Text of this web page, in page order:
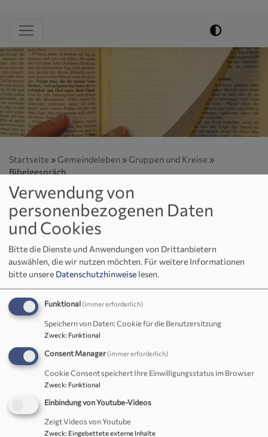
Hauptnavigation
Startseite Gemeindeleben
Gruppen und Kreise
Bibelgespräch
Bibelgespräch
Einige Gemeindeglieder treffen sich seit etwa 15 Jahren am
letzten Mittwoch des Monats (außer Dezember) von 19:30
wie früher im Gemeindehaus Immenreuth wegen der
Unterbringung der ukrainischen Familie), um die Bibel
besser kennen zu lernen.
Die Heilige Schrift, „ein Liebesbrief Gottes an mich“, will
keineswegs nur ein dekorativer, aber leider oft unbenutzter
„Regalfüller“ sein. Sie spricht viel mehr direkt in unser Leben
seinem Wort heute zu sagen hat. Dabei vertiefen wir uns
entweder fortlaufend in ein biblisches Buch, z.B. das
Verwendung von
personenbezogenen Daten
und Cookies
Bitte die Dienste und Anwendungen von Drittanbietern
auswählen, die wir nutzen möchten. Für weitere Informationen
bitte unsere Datenschutzhinweise lesen.
Funktional(immer erforderlich)
Speichern von Daten: Cookie für die Benutzersitzung
Zweck: Funktional
Consent Manager(immer erforderlich)
Cookie Consent speichert Ihre Einwilligungsstatus im Browser
Zweck: Funktional
Einbindung von Youtube-Videos
Zeigt Videos von Youtube
Zweck: Eingebettete externe Inhalte